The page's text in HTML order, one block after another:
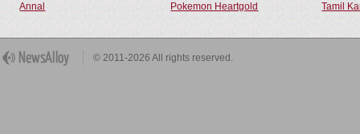
Annal
Pokemon Heartgold Tamil
© 2011-2026 All rights reserved.